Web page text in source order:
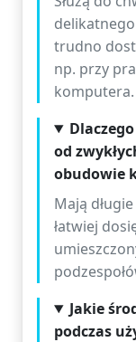
trudno
np. przy
komputera.
od
obudowie
Mają
łatwiej
Jakie
podczas